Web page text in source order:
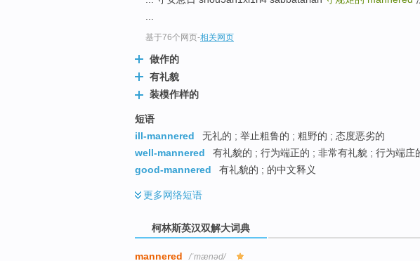
基于76个网页-相关网页
做作的
有礼貌
装模作样的
短语
ill-mannered
无礼的 ; 举止粗鲁的 ; 粗野的 ; 态度恶劣的
well-mannered
有礼貌的 ; 行为端正的 ; 非常有礼貌 ; 行为端庄
good-mannered
有礼貌的 ; 的中文释义
更多网络短语
柯林斯英汉双解大词典
mannered /ˈmænəd/